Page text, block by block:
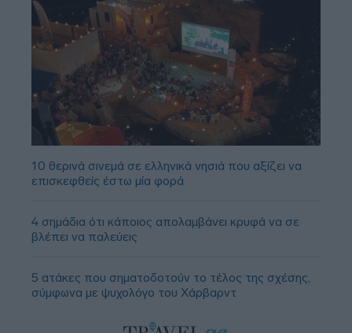
10 θερινά σινεμά σε ελληνικά νησιά που αξίζει να
επισκεφθείς έστω μία φορά
4 σημάδια ότι κάποιος απολαμβάνει κρυφά να σε
βλέπει να παλεύεις
5 ατάκες που σηματοδοτούν το τέλος της σχέσης,
σύμφωνα με ψυχολόγο του Χάρβαρντ